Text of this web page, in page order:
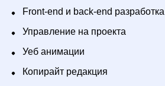
Front-end и back-end разработка
Управление на проекта
Уеб анимации
Копирайт редакция